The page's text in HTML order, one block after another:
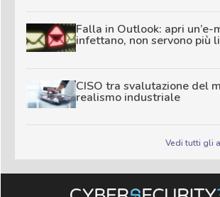
Falla in Outlook: apri un’e-
infettano, non servono più
CISO tra svalutazione del
realismo industriale
Vedi tutti gli